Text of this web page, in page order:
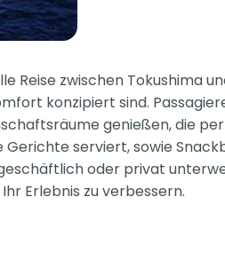
zwischen Tokushima
konzipiert sind.
genießen, die
serviert, sowie
oder privat
Erlebnis zu verbessern.